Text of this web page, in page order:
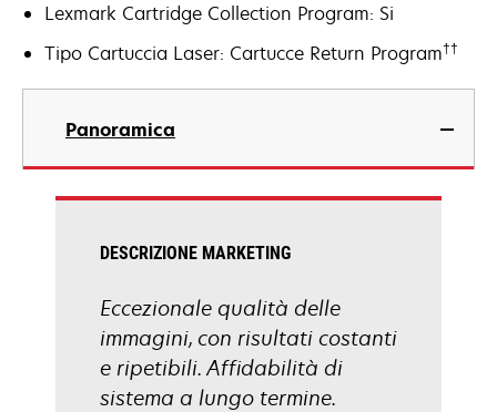
Lexmark Cartridge Collection Program: Si
Tipo Cartuccia Laser: Cartucce Return Program††
Panoramica
DESCRIZIONE MARKETING
Eccezionale qualità delle
immagini, con risultati costanti
e ripetibili. Affidabilità di
sistema a lungo termine.